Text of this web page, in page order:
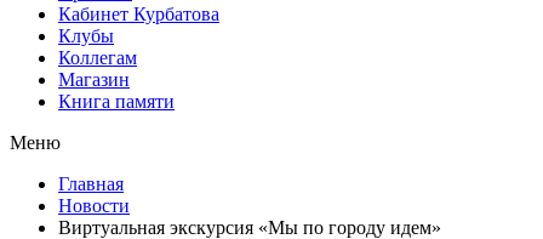
Кабинет Курбатова
Клубы
Коллегам
Магазин
Книга памяти
Меню
Главная
Новости
Виртуальная экскурсия «Мы по городу идем»